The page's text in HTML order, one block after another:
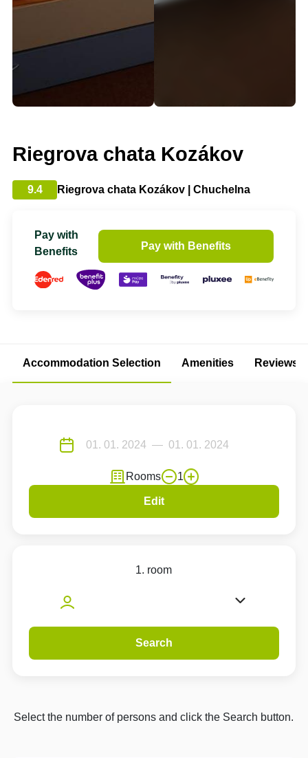
Riegrova chata Kozákov
9.4 Riegrova chata Kozákov | Chuchelna
Pay with
Benefits
Pay with Benefits
Accommodation Selection Amenities Reviews
Rooms 1
Edit
1. room
Search
Select the number of persons and click the Search button.